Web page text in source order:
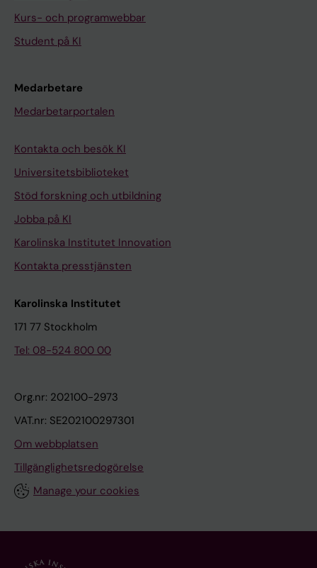
Kurs- och programwebbar
Student på KI
Medarbetare
Medarbetarportalen
Kontakta och besök KI
Universitetsbiblioteket
Stöd forskning och utbildning
Jobba på KI
Karolinska Institutet Innovation
Kontakta presstjänsten
Karolinska Institutet
171 77 Stockholm
Tel: 08-524 800 00
Org.nr: 202100-2973
VAT.nr: SE202100297301
Om webbplatsen
Tillgänglighetsredogörelse
Manage your cookies